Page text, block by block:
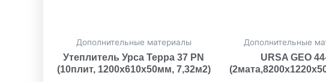
Дополнительные материалы
Утеплитель Урса Терра 37 PN
(10плит, 1200х610х50мм, 7,32м2)
Дополнительные
URSA GEO